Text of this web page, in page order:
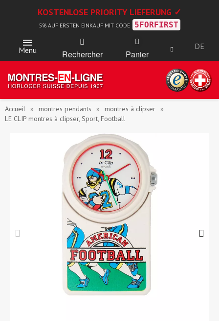
KOSTENLOSE PRIORITY LIEFERUNG ✓
5% AUF ERSTEN EINKAUF MIT CODE 5FORFIRST
Menu Rechercher Panier
DE
Accueil montres pendants
montres à clipser
LE CLIP montres à clipser, Sport, Football